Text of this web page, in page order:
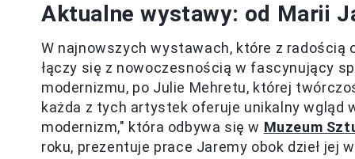
Aktualne wystawy: od Marii
W najnowszych wystawach, które z radością
łączy się z nowoczesnością w fascynujący
modernizmu, po Julie Mehretu, której
każda z tych artystek oferuje unikalny wgląd
modernizm," która odbywa się w Muzeum
roku, prezentuje prace Jaremy obok dzieł jej